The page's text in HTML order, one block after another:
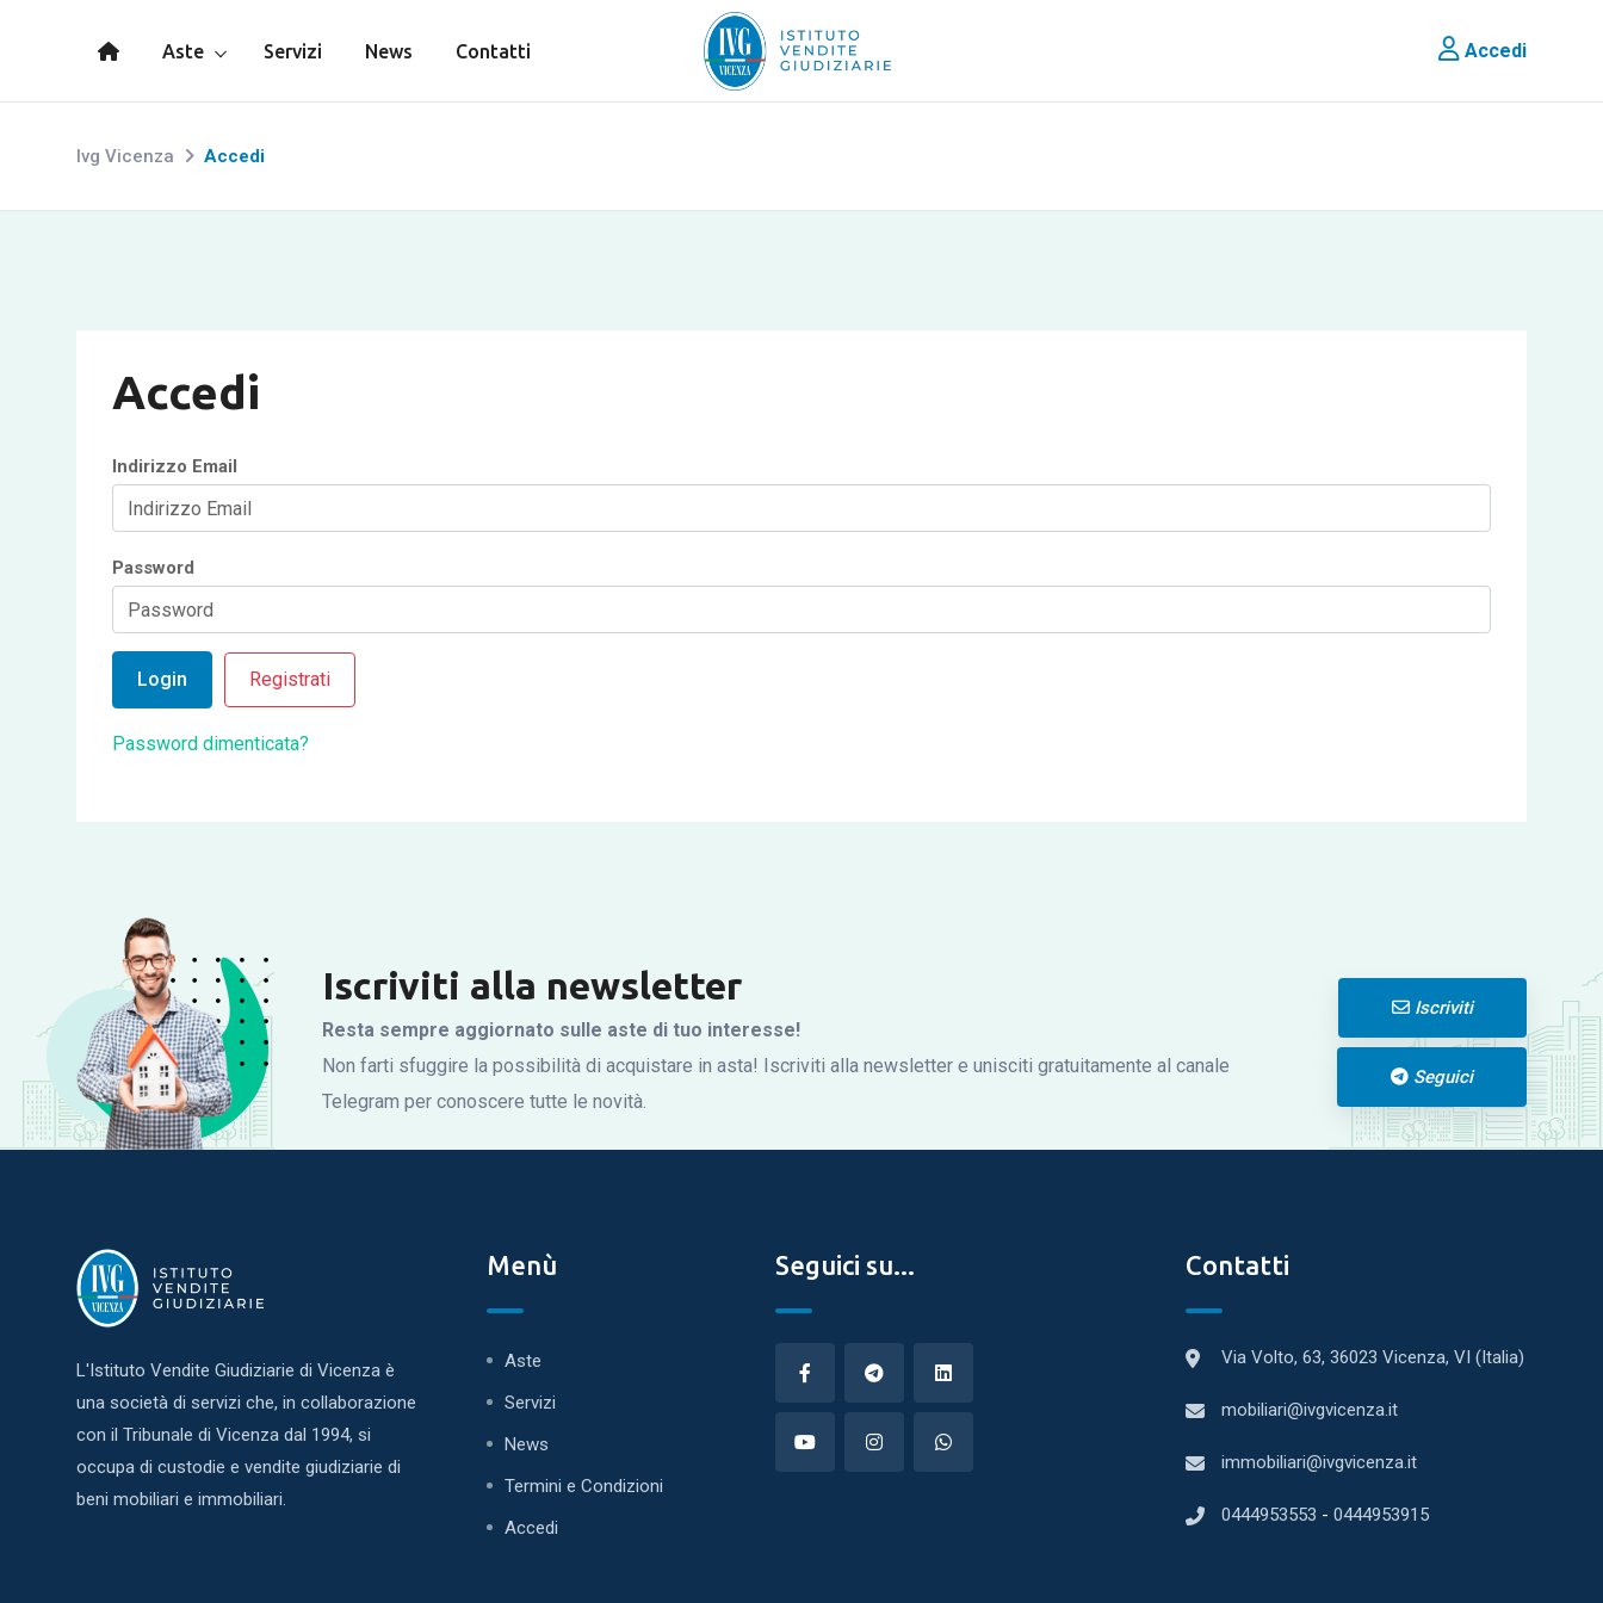
Aste Servizi News Contatti Accedi
Ivg Vicenza Accedi
Accedi
Indirizzo Email
Password
Login Registrati
Password dimenticata?
Iscriviti alla newsletter
Resta sempre aggiornato sulle aste di tuo interesse!
Non farti sfuggire la possibilità di acquistare in asta! Iscriviti alla newsletter e unisciti gratuitamente al canale
Telegram per conoscere tutte le novità.
Iscriviti
Seguici
L'Istituto Vendite Giudiziarie di Vicenza è
una società di servizi che, in collaborazione
con il Tribunale di Vicenza dal 1994, si
occupa di custodie e vendite giudiziarie di
beni mobiliari e immobiliari.
Menù
Aste
Servizi
News
Termini e Condizioni
Accedi
Seguici su... Contatti
Via Volto, 63, 36023 Vicenza, VI (Italia)
mobiliari@ivgvicenza.it
immobiliari@ivgvicenza.it
0444953553 - 0444953915